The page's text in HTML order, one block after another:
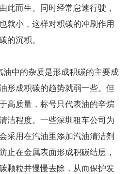
此而生。同时经常怠速行驶，
就小，这样对积碳的冲刷作用
的沉积。
中的杂质是形成积碳的主要成
形成积碳的趋势就弱一些。但
高质量，标号只代表油的辛烷
洁程度。一些深圳租车公司为
采用在汽油里添加汽油清洁剂
止在金属表面形成积碳结层，
颗粒并慢慢去除，从而保护发